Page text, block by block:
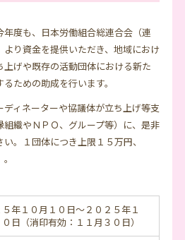
度も、日本労働組合総連合会（連
り資金を提供いただき、地域におけ
げや既存の活動団体における新た
ための助成を行います。
ィネーターや協議体が立ち上げ等支
織やＮＰＯ、グループ等）に、是非
。１団体につき上限１５万円、
５年１０月１０日〜２０２５年１
０日（消印有効：１１月３０日）